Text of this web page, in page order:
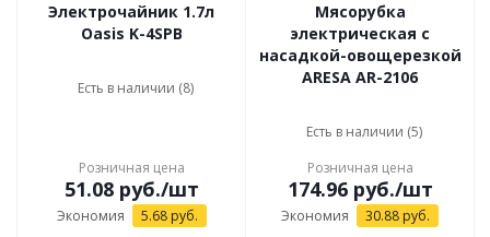
Электрочайник 1.7л
Oasis K-4SPB
Есть в наличии (8)
Розничная цена
51.08руб./шт
Экономия 5.68руб.
Мясорубка
электрическая с
насадкой-овощерезкой
ARESA AR-2106
Есть в наличии (5)
Розничная цена
174.96руб./шт
Экономия 30.88 руб.